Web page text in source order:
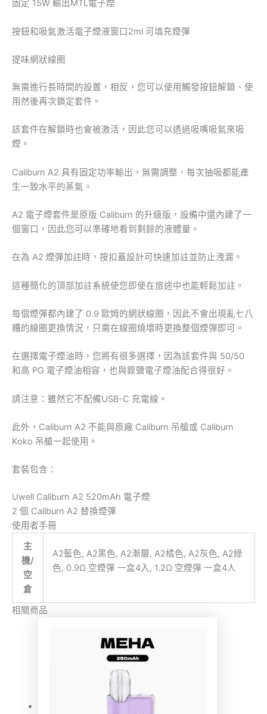
固定 15W 輸出MTL電子煙
按鈕和吸氣激活電子煙液窗口2ml 可填充煙彈
提味網狀線圈
無需進行長時間的設置，相反，您可以使用觸發按鈕解鎖、使
用然後再次鎖定套件。
該套件在解鎖時也會被激活，因此您可以透過吸嘴吸氣來吸
煙。
Caliburn A2 具有固定功率輸出，無需調整，每次抽吸都能產
生一致水平的蒸氣。
A2 電子煙套件是原版 Caliburn 的升級版，設備中還內建了一
個窗口，因此您可以準確地看到剩餘的液體量。
在為 A2 煙彈加註時，按扣蓋設計可快速加註並防止洩漏。
這種簡化的頂部加註系統使您即使在旅途中也能輕鬆加註。
每個煙彈都內建了 0.9 歐姆的網狀線圈，因此不會出現亂七八
糟的線圈更換情況，只需在線圈燒壞時更換整個煙彈即可。
在選擇電子煙油時，您將有很多選擇，因為該套件與 50/50
和高 PG 電子煙油相容，也與鎳鹽電子煙油配合得很好。
請注意：雖然它不配備USB-C 充電線。
此外，Caliburn A2 不能與原廠 Caliburn 吊艙或 Caliburn
Koko 吊艙一起使用。
套裝包含：
Uwell Caliburn A2 520mAh 電子煙
2 個 Caliburn A2 替換煙彈
使用者手冊
主
機/
空
倉
A2藍色, A2黑色, A2漸層, A2橘色, A2灰色, A2綠
色, 0.9Ω 空煙彈 一盒4入, 1.2Ω 空煙彈 一盒4人
相關商品